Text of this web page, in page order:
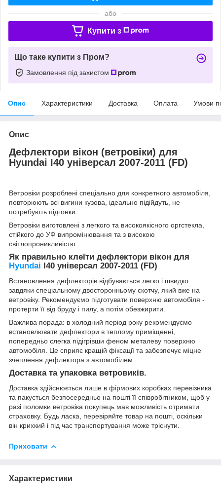
або
Купити з
Що таке купити з Пром?
Замовлення під захистом
Опис Характеристики Доставка Оплата Умови
Опис
Дефлектори вікон (ветровіки) для
Hyundai I40 універсал 2007-2011 (FD)
Ветровіки розроблені спеціально для конкретного автомобіля,
повторюють всі вигини кузова, ідеально підійдуть, не
потребують підгонки.
Ветровіки виготовлені з легкого та високоякісного оргстекла,
стійкого до УФ випромінювання та з високою
світлопроникливістю.
Як правильно клеїти дефлектори вікон для
Hyundai I40 універсал 2007-2011 (FD)
Встановлення дефлекторів відбувається легко і швидко
завдяки спеціальному двосторонньому скотчу, який вже на
ветровіку. Рекомендуємо підготувати поверхню автомобіля -
протерти її від бруду і пилу, а потім обезжирити.
Важлива порада: в холодний період року рекомендуємо
встановлювати дефлектори в теплому приміщенні,
попередньо слегка підігрівши феном металеву поверхню
автомобіля. Це сприяє кращій фіксації та забезпечує міцне
зчеплення дефлектора з автомобілем.
Доставка та упаковка ветровиків.
Доставка здійснюється лише в фірмових коробках перевізника
та пакується безпосередньо на пошті її співробітником, щоб у
разі поломки ветровіка покупець мав можливість отримати
страховку. Будь ласка, перевіряйте товар на пошті, оскільки
він крихкий і під час транспортування може тріснути.
Приховати
Характеристики